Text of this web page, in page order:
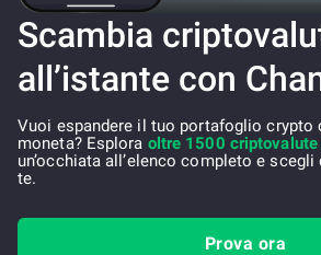
Scambia
all’istante con
Vuoi espandere il tuo portafoglio crypto
moneta? Esplora oltre 1500 criptovalute
un’occhiata all’elenco completo e
te.
Prova ora